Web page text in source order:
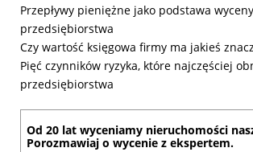
Przepływy pieniężne jako podstawa wyceny
przedsiębiorstwa
Czy wartość księgowa firmy ma jakieś
Pięć czynników ryzyka, które najczęściej
przedsiębiorstwa
Od 20 lat wyceniamy nieruchomości
Porozmawiaj o wycenie z ekspertem.